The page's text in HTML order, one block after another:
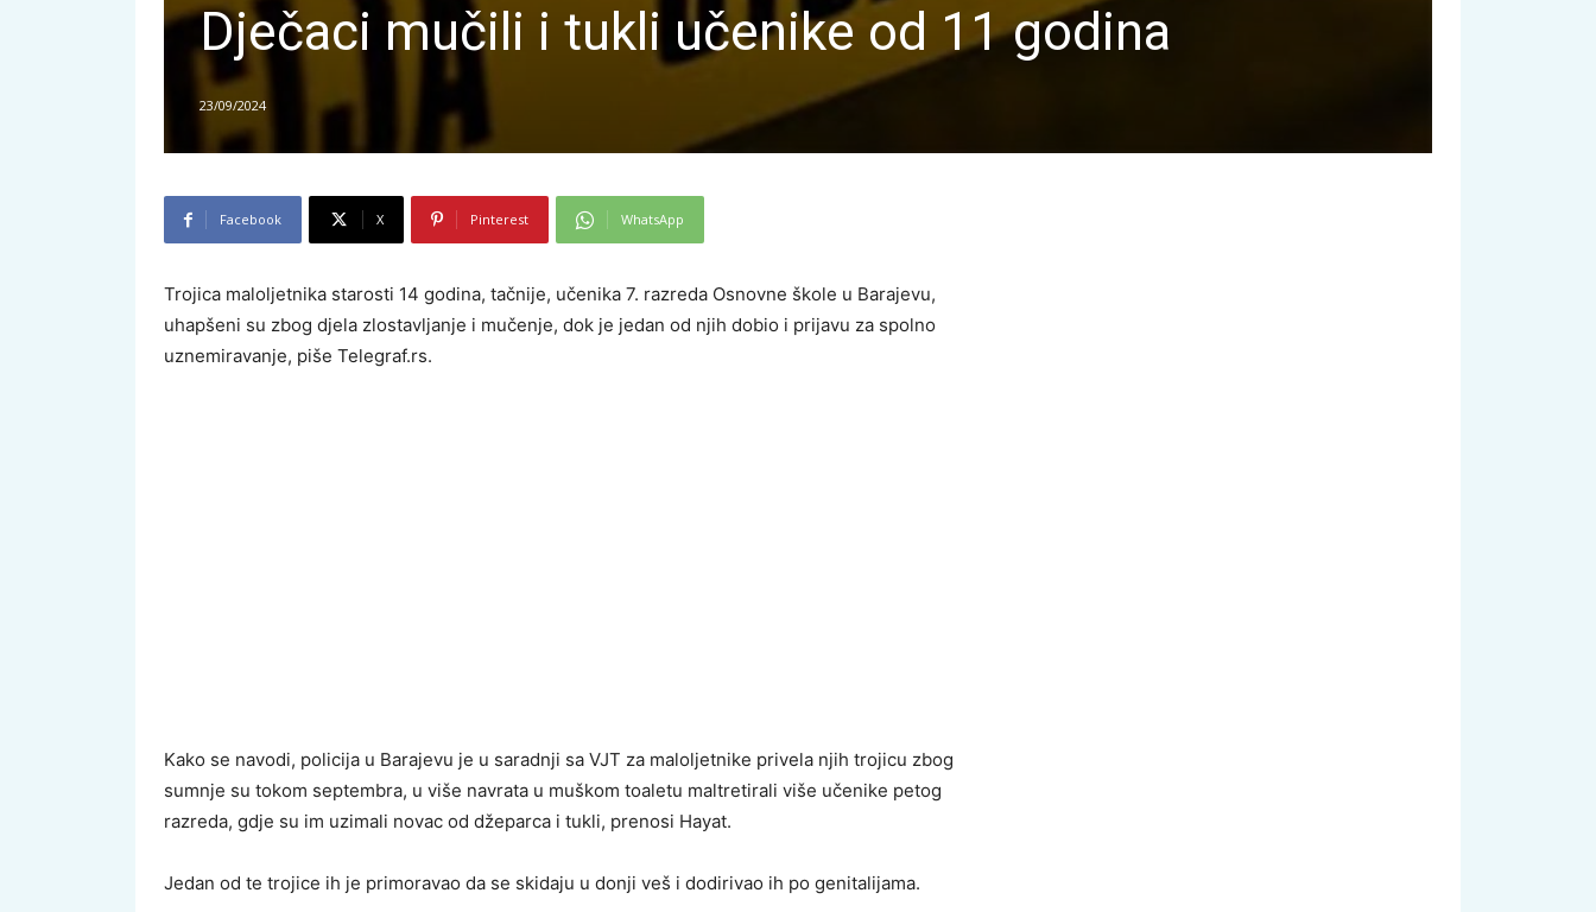
Dječaci mučili i tukli učenike od 11 godina
23/09/2024
Facebook X Pinterest WhatsApp
Trojica maloljetnika starosti 14 godina, tačnije, učenika 7. razreda Osnovne škole u Barajevu,
uhapšeni su zbog djela zlostavljanje i mučenje, dok je jedan od njih dobio i prijavu za spolno
uznemiravanje, piše Telegraf.rs.
Kako se navodi, policija u Barajevu je u saradnji sa VJT za maloljetnike privela njih trojicu zbog
sumnje su tokom septembra, u više navrata u muškom toaletu maltretirali više učenike petog
razreda, gdje su im uzimali novac od džeparca i tukli, prenosi Hayat.
Jedan od te trojice ih je primoravao da se skidaju u donji veš i dodirivao ih po genitalijama.